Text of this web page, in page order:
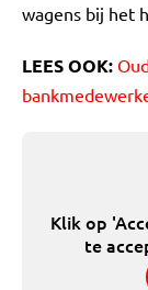
wagens bij het
LEES OOK:
Klik op
te